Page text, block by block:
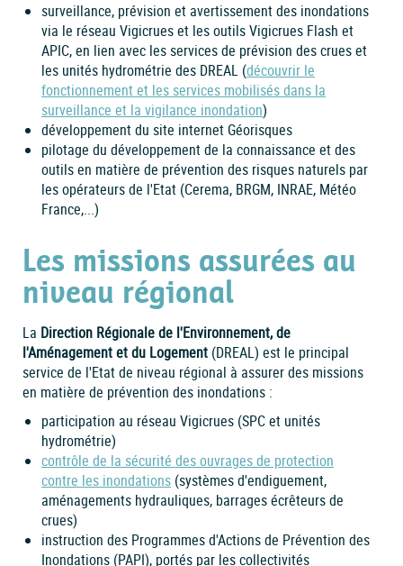
surveillance, prévision et avertissement des inondations
via le réseau Vigicrues et les outils Vigicrues Flash et
APIC, en lien avec les services de prévision des crues et
les unités hydrométrie des DREAL (découvrir le
fonctionnement et les services mobilisés dans la
surveillance et la vigilance inondation)
développement du site internet Géorisques
pilotage du développement de la connaissance et des
outils en matière de prévention des risques naturels par
les opérateurs de l'Etat (Cerema, BRGM, INRAE, Météo
France,...)
Les missions assurées au
niveau régional
La Direction Régionale de l'Environnement, de
l'Aménagement et du Logement (DREAL) est le principal
service de l'Etat de niveau régional à assurer des missions
en matière de prévention des inondations :
participation au réseau Vigicrues (SPC et unités
hydrométrie)
contrôle de la sécurité des ouvrages de protection
contre les inondations (systèmes d'endiguement,
aménagements hydrauliques, barrages écrêteurs de
crues)
instruction des Programmes d'Actions de Prévention des
Inondations (PAPI), portés par les collectivités